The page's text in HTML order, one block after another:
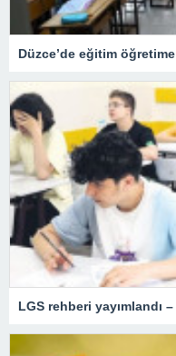
Düzce’de eğitim
LGS rehberi yayımlandı